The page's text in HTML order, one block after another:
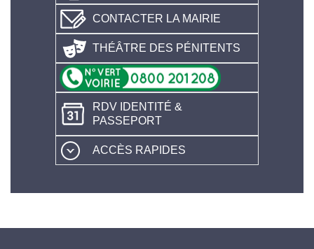
CONTACTER LA MAIRIE
THÉÂTRE DES PÉNITENTS
RDV IDENTITÉ &
PASSEPORT
ACCÈS RAPIDES